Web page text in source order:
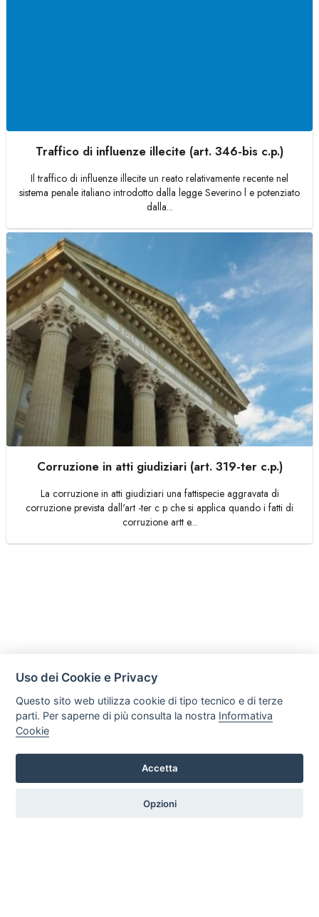
Traffico di influenze illecite (art. 346-bis c.p.)
Il traffico di influenze illecite un reato relativamente recente nel
sistema penale italiano introdotto dalla legge Severino l e potenziato
dalla...
Corruzione in atti giudiziari (art. 319-ter c.p.)
La corruzione in atti giudiziari una fattispecie aggravata di
corruzione prevista dall'art -ter c p che si applica quando i fatti di
corruzione artt e...
Tel. +39 0296846010 / +39 3472680371 Email: info@legalaiditalia.it
Uso dei Cookie e Privacy
Questo sito web utilizza cookie di tipo tecnico e di terze
parti. Per saperne di più consulta la nostra Informativa
Cookie
Accetta
Opzioni